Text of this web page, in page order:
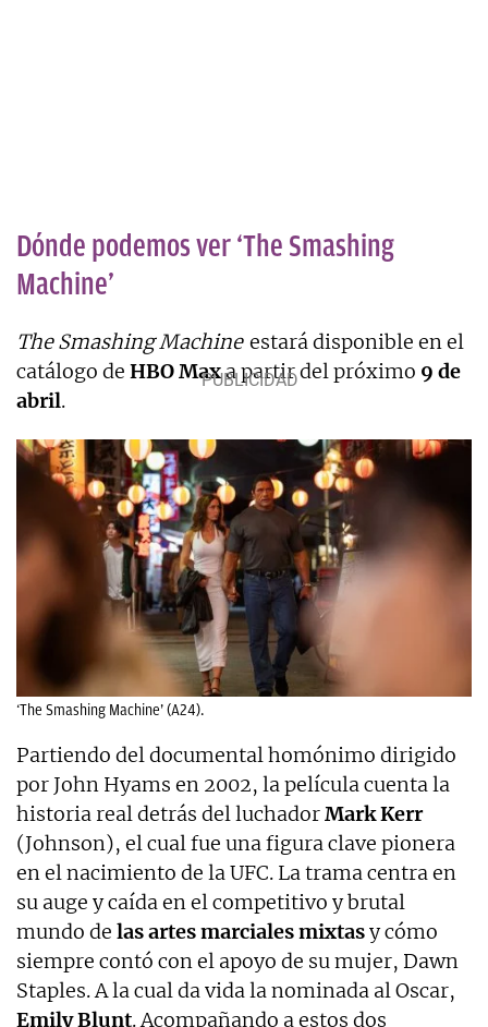
Dónde podemos ver ‘The Smashing
Machine’
The Smashing Machine estará disponible en el
catálogo de HBO Maxa partir del próximo 9 de
abril.
‘The Smashing Machine’ (A24).
Partiendo del documental homónimo dirigido
por John Hyams en 2002, la película cuenta la
historia real detrás del luchadorMark Kerr
(Johnson), el cual fue una figura clave pionera
en el nacimiento de la UFC. La trama centra en
su auge y caída en el competitivo y brutal
mundo de las artes marciales mixtasy cómo
siempre contó con el apoyo de su mujer, Dawn
Staples. A la cual da vida la nominada al Oscar,
Emily Blunt. Acompañando a estos dos